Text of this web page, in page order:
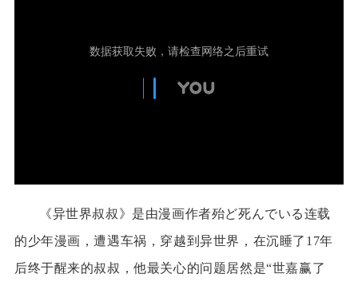
《异世界叔叔》是由漫画作者殆ど死んでいる连载
的少年漫画，遭遇车祸，穿越到异世界，在沉睡了17年
后终于醒来的叔叔，他最关心的问题居然是“世嘉赢了